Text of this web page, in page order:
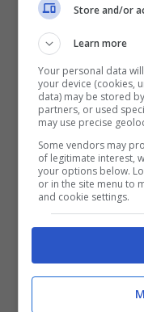
Palma de
partire da€ 75.
11 ott
Londra: andata
Periodi: sab 3
lun 12 ott
Colonia:
Periodo: gio 26
Store and/or
Learn more
Your personal data
your device (cookies,
data) may be stored
partners, or used
may use precise
Some vendors may
of legitimate interest,
your options below.
or in the site menu to
and cookie settings.